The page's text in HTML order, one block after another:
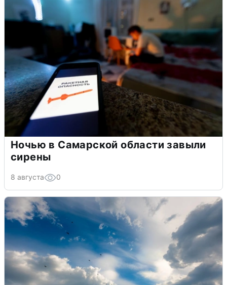
Ночью в Самарской области завыли
сирены
8 августа 0